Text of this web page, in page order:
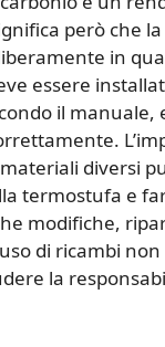
però che
in
essere
il manuale,
diversi
termostufa e
modifiche,
di ricambi
la